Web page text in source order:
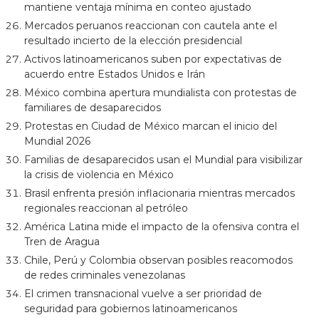
mantiene ventaja mínima en conteo ajustado
Mercados peruanos reaccionan con cautela ante el
resultado incierto de la elección presidencial
Activos latinoamericanos suben por expectativas de
acuerdo entre Estados Unidos e Irán
México combina apertura mundialista con protestas de
familiares de desaparecidos
Protestas en Ciudad de México marcan el inicio del
Mundial 2026
Familias de desaparecidos usan el Mundial para visibilizar
la crisis de violencia en México
Brasil enfrenta presión inflacionaria mientras mercados
regionales reaccionan al petróleo
América Latina mide el impacto de la ofensiva contra el
Tren de Aragua
Chile, Perú y Colombia observan posibles reacomodos
de redes criminales venezolanas
El crimen transnacional vuelve a ser prioridad de
seguridad para gobiernos latinoamericanos